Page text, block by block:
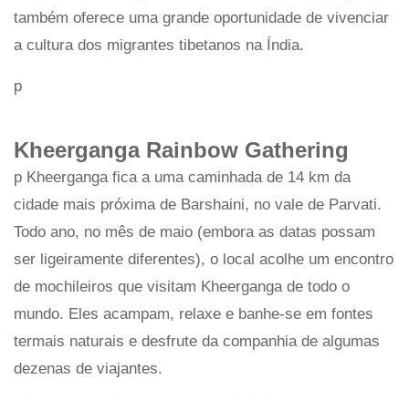
também oferece uma grande oportunidade de vivenciar
a cultura dos migrantes tibetanos na Índia.
p
Kheerganga Rainbow Gathering
p Kheerganga fica a uma caminhada de 14 km da
cidade mais próxima de Barshaini, no vale de Parvati.
Todo ano, no mês de maio (embora as datas possam
ser ligeiramente diferentes), o local acolhe um encontro
de mochileiros que visitam Kheerganga de todo o
mundo. Eles acampam, relaxe e banhe-se em fontes
termais naturais e desfrute da companhia de algumas
dezenas de viajantes.